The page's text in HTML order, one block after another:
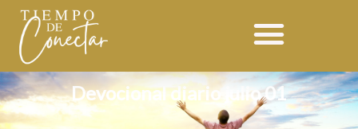
contenido
Devocional diario julio 01